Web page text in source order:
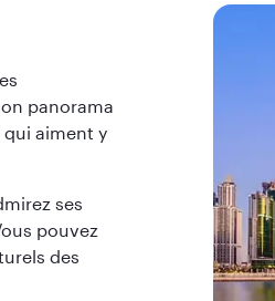
panorama
aiment y
ses
pouvez
des